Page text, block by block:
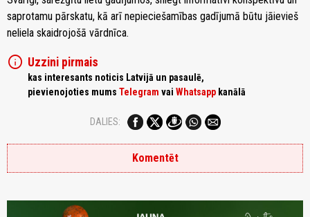
saprotamu pārskatu, kā arī nepieciešamības gadījumā būtu jāievieš
neliela skaidrojošā vārdnīca.
info Uzzini pirmais
kas interesants noticis Latvijā un pasaulē,
pievienojoties mums Telegram vai Whatsapp kanālā
DALIES:
Komentēt